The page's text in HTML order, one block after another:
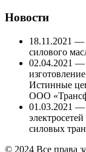
Новости
18.11.2021
силового
02.04.2021 —
Истинные
ООО
01.03.2021 —
силовых
© 2024 Все права